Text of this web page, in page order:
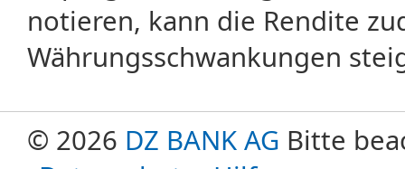
notieren, kann die Rendite
Währungsschwankungen
© 2026 DZ BANK AG Bitte